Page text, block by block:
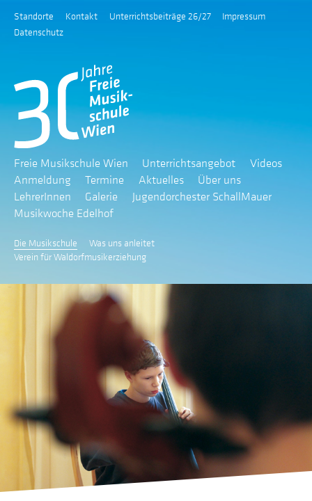
Standorte Kontakt Unterrichtsbeiträge 26/27
Impressum
Datenschutz
Freie Musikschule Wien Unterrichtsangebot
Videos
Anmeldung
Termine Aktuelles
Über uns
LehrerInnen
Galerie
Jugendorchester SchallMauer
Musikwoche Edelhof
Die Musikschule
Was uns anleitet
Verein für Waldorfmusikerziehung